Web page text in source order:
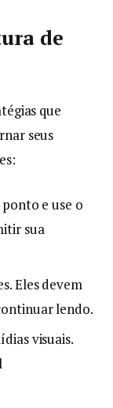
de
que
seus
e use o
sua
Eles devem
lendo.
visuais.